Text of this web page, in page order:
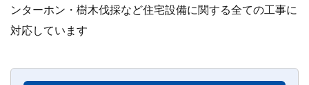
ンターホン・樹木伐採など住宅設備に関する全ての工事に
対応しています